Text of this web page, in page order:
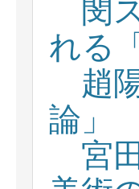
閔
れる
趙
論」
宮